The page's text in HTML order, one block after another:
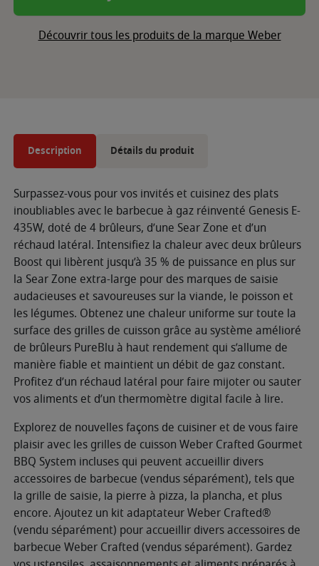
Découvrir tous les produits de la marque Weber
Description Détails du produit
Surpassez-vous pour vos invités et cuisinez des plats
inoubliables avec le barbecue à gaz réinventé Genesis E-
435W, doté de 4 brûleurs, d’une Sear Zone et d’un
réchaud latéral. Intensifiez la chaleur avec deux brûleurs
Boost qui libèrent jusqu’à 35 % de puissance en plus sur
la Sear Zone extra-large pour des marques de saisie
audacieuses et savoureuses sur la viande, le poisson et
les légumes. Obtenez une chaleur uniforme sur toute la
surface des grilles de cuisson grâce au système amélioré
de brûleurs PureBlu à haut rendement qui s’allume de
manière fiable et maintient un débit de gaz constant.
Profitez d’un réchaud latéral pour faire mijoter ou sauter
vos aliments et d’un thermomètre digital facile à lire.
Explorez de nouvelles façons de cuisiner et de vous faire
plaisir avec les grilles de cuisson Weber Crafted Gourmet
BBQ System incluses qui peuvent accueillir divers
accessoires de barbecue (vendus séparément), tels que
la grille de saisie, la pierre à pizza, la plancha, et plus
encore. Ajoutez un kit adaptateur Weber Crafted®
(vendu séparément) pour accueillir divers accessoires de
barbecue Weber Crafted (vendus séparément). Gardez